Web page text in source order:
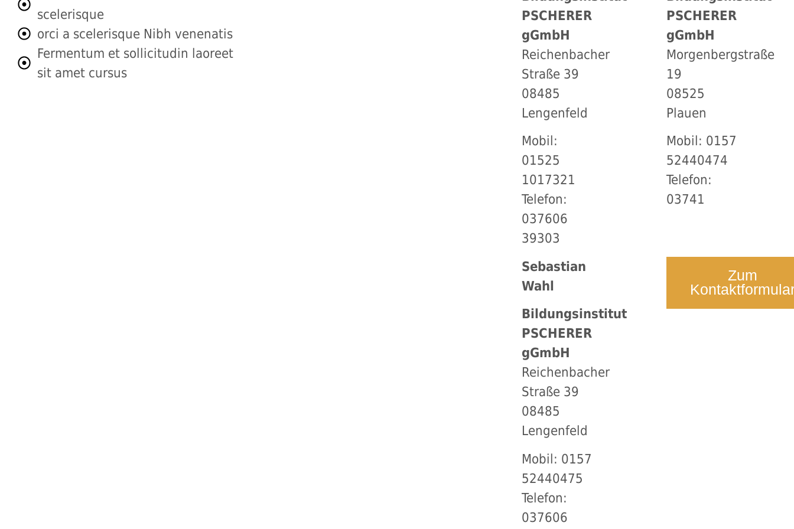
scelerisque
orci a scelerisque Nibh venenatis
Fermentum et sollicitudin laoreet
sit amet cursus
PSCHERER
gGmbH
Reichenbacher
Straße 39
08485
Lengenfeld
Mobil:
01525
1017321
Telefon:
037606
39303
PSCHERER
gGmbH
Morgenbergstraße
19
08525
Plauen
Mobil: 0157
52440474
Telefon:
03741
Sebastian
Wahl
Bildungsinstitut
PSCHERER
gGmbH
Reichenbacher
Straße 39
08485
Lengenfeld
Mobil: 0157
52440475
Telefon:
037606
Zum